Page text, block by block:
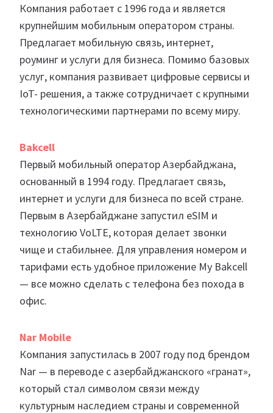
Компания работает с 1996 года и является
крупнейшим мобильным оператором страны.
Предлагает мобильную связь, интернет,
роуминг и услуги для бизнеса. Помимо базовых
услуг, компания развивает цифровые сервисы и
IoT- решения, а также сотрудничает с крупными
технологическими партнерами по всему миру.
Bakcell
Первый мобильный оператор Азербайджана,
основанный в 1994 году. Предлагает связь,
интернет и услуги для бизнеса по всей стране.
Первым в Азербайджане запустил eSIM и
технологию VoLTE, которая делает звонки
чище и стабильнее. Для управления номером и
тарифами есть удобное приложение My Bakcell
— все можно сделать с телефона без похода в
офис.
Nar Mobile
Компания запустилась в 2007 году под брендом
Nar — в переводе с азербайджанского «гранат»,
который стал символом связи между
культурным наследием страны и современной